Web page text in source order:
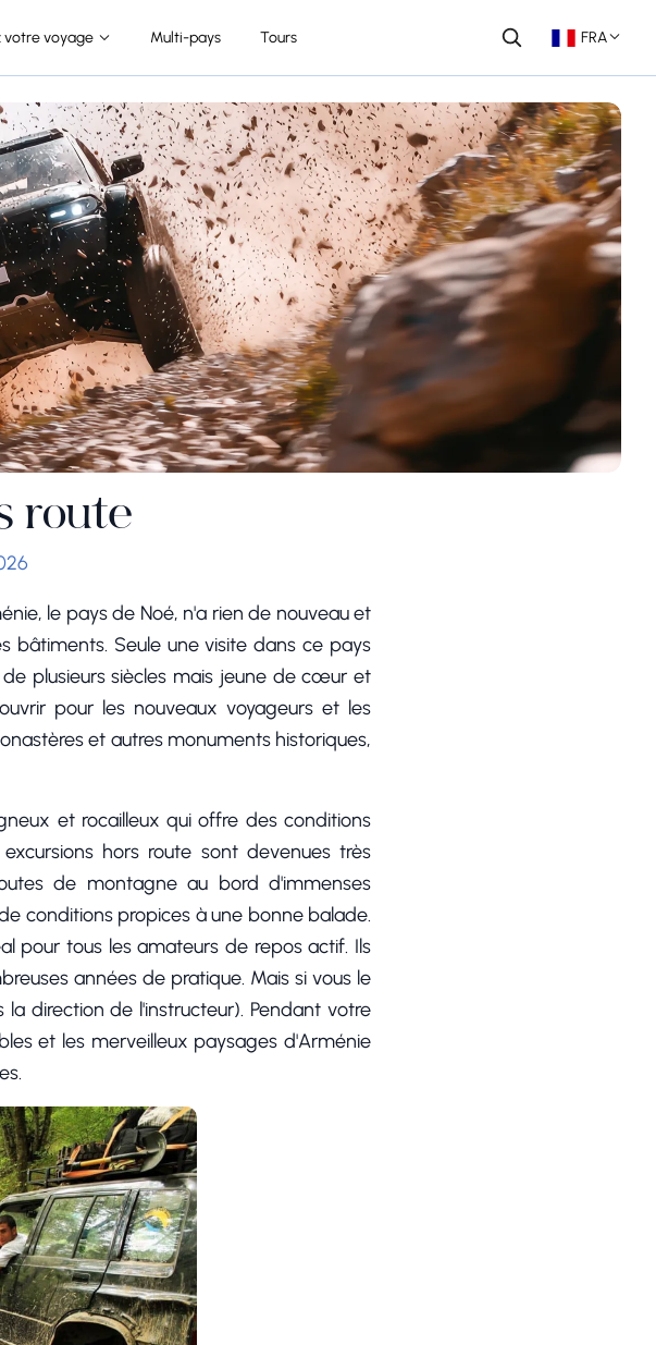
votre voyage Multi-pays Tours FRA
route
le pays de Noé, n'a rien de nouveau et
bâtiments. Seule une visite dans ce pays
plusieurs siècles mais jeune de cœur et
pour les nouveaux voyageurs et les
et autres monuments historiques,
et rocailleux qui offre des conditions
hors route sont devenues très
de montagne au bord d'immenses
conditions propices à une bonne balade.
pour tous les amateurs de repos actif. Ils
années de pratique. Mais si vous le
direction de l'instructeur). Pendant votre
et les merveilleux paysages d'Arménie